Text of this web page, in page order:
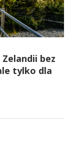
bez
tylko dla